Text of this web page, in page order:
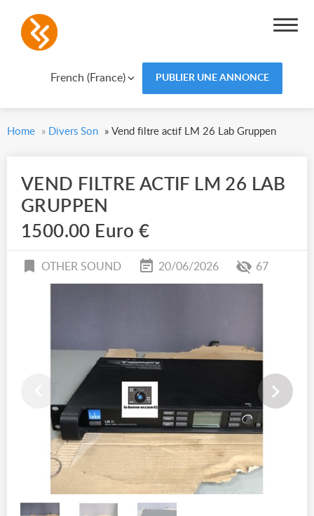
French (France) PUBLIER UNE ANNONCE
Home » Divers Son » Vend filtre actif LM 26 Lab Gruppen
VEND FILTRE ACTIF LM 26 LAB
GRUPPEN
1500.00 Euro €
OTHER SOUND 20/06/2026 67